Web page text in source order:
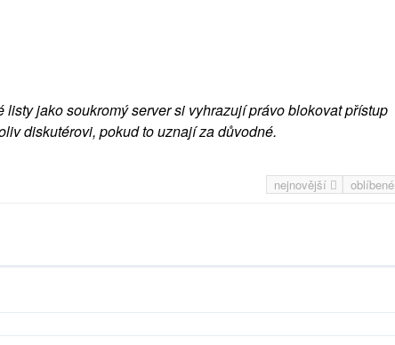
listy jako soukromý server si vyhrazují právo blokovat přístup
diskutérovi, pokud to uznají za důvodné.
nejnovější oblíbené